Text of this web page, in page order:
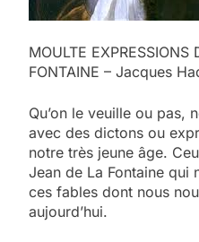
MOULTE EXPRESSIONS
FONTAINE – Jacques
Qu’on le veuille ou pas,
avec des dictons ou
notre très jeune âge.
Jean de La Fontaine qui
ces fables dont nous
aujourd’hui.